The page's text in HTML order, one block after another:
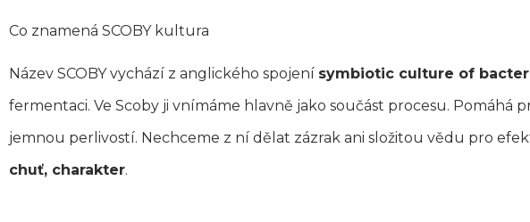
Co znamená SCOBY kultura
Název SCOBY vychází z anglického spojení symbiotic culture of
fermentaci. Ve Scoby ji vnímáme hlavně jako součást procesu.
jemnou perlivostí. Nechceme z ní dělat zázrak ani složitou vědu pro
chuť, charakter.